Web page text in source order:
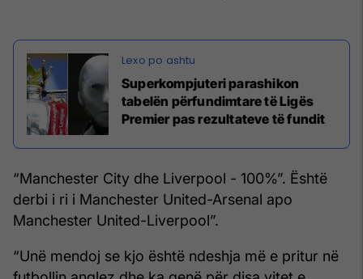
Superkompjuteri parashikon
tabelën përfundimtare të Ligës
Premier pas rezultateve të fundit
“Manchester City dhe Liverpool - 100%”. Është
derbi i ri i Manchester United-Arsenal apo
Manchester United-Liverpool”.
“Unë mendoj se kjo është ndeshja më e pritur në